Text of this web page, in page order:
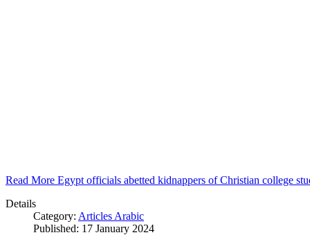
Read More Egypt officials abetted kidnappers of Christian college
Details
Category: Articles Arabic
Published: 17 January 2024